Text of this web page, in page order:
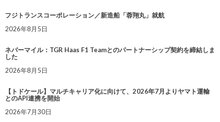
フジトランスコーポレーション／新造船「蓉翔丸」就航
2026年8月5日
ネバーマイル：TGR Haas F1 Teamとのパートナーシップ契約を締結しま
した
2026年8月5日
【トドケール】マルチキャリア化に向けて、2026年7月よりヤマト運輸
とのAPI連携を開始
2026年7月30日